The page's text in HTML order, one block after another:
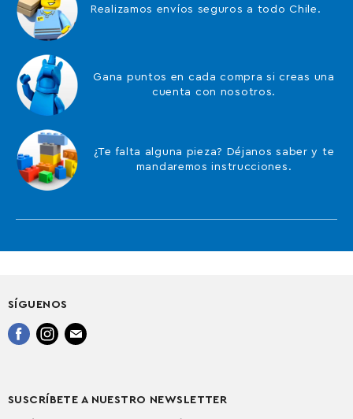
Realizamos envíos seguros a todo Chile.
Gana puntos en cada compra si creas una
cuenta con nosotros.
¿Te falta alguna pieza? Déjanos saber y te
mandaremos instrucciones.
SÍGUENOS
Encuéntrenos
Encuéntrenos
Encuéntrenos
SUSCRÍBETE A NUESTRO NEWSLETTER